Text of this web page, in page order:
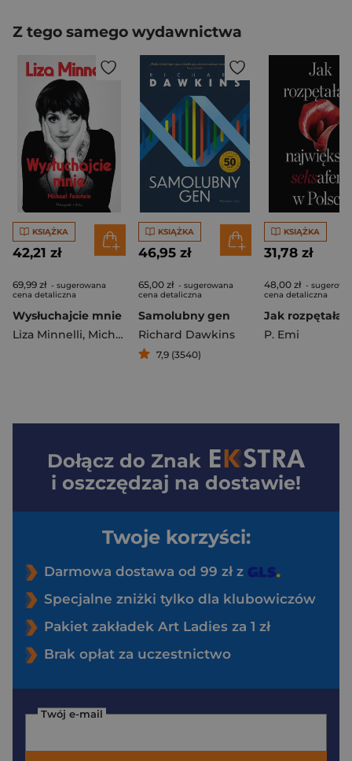
Z tego samego wydawnictwa
KSIĄŻKA
42,21 zł
69,99 zł - sugerowana
cena detaliczna
Wysłuchajcie mnie
Liza Minnelli, Michael Feinstein
KSIĄŻKA
46,95 zł
65,00 zł - sugerowana
cena detaliczna
Samolubny gen
Richard Dawkins
7,9 (3540)
KSIĄŻKA
31,78 zł
48,00 zł -
cena detaliczna
P. Emi
Dołącz do Znak
i oszczędzaj na dostawie!
Twoje korzyści:
Darmowa dostawa od 99 zł z
Specjalne zniżki tylko dla klubowiczów
Pakiet zakładek Art Ladies za 1 zł
Brak opłat za uczestnictwo
Twój e-mail